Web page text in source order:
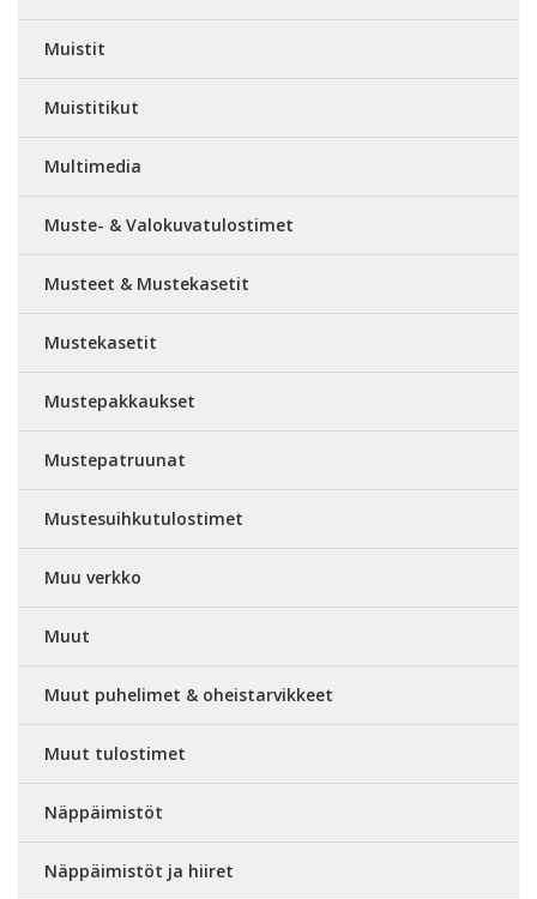
Muistit
Muistitikut
Multimedia
Muste- & Valokuvatulostimet
Musteet & Mustekasetit
Mustekasetit
Mustepakkaukset
Mustepatruunat
Mustesuihkutulostimet
Muu verkko
Muut
Muut puhelimet & oheistarvikkeet
Muut tulostimet
Näppäimistöt
Näppäimistöt ja hiiret